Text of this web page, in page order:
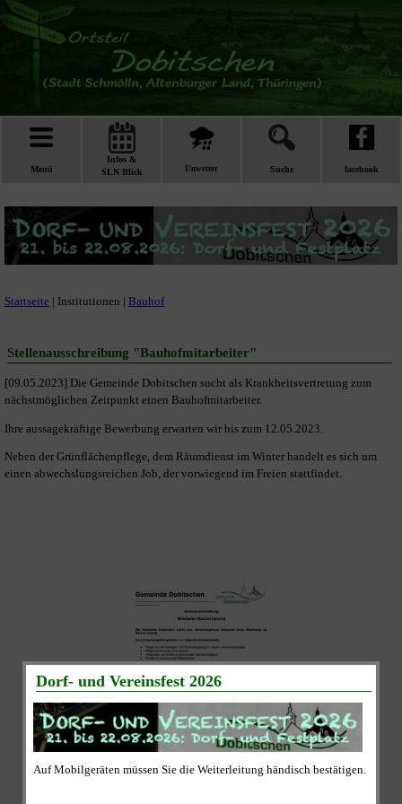
Menü
Infos &
SLN Blick
Unwetter Suche facebook
Startseite | Institutionen | Bauhof
Stellenausschreibung "Bauhofmitarbeiter"
[09.05.2023] Die Gemeinde Dobitschen sucht als Krankheitsvertretung zum
nächstmöglichen Zeitpunkt einen Bauhofmitarbeiter.
Ihre aussagekräftige Bewerbung erwarten wir bis zum 12.05.2023.
Neben der Grünflächenpflege, dem Räumdienst im Winter handelt es sich um
einen abwechslungsreichen Job, der vorwiegend im Freien stattfindet.